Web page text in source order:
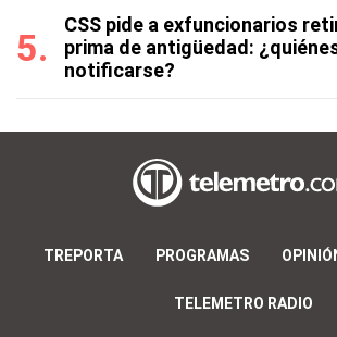
CSS pide a exfuncionarios
prima de antigüedad:
notificarse?
TREPORTA PROGRAMAS
TELEMETRO RADIO